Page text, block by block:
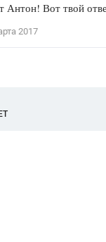
Антон! Вот твой
2017